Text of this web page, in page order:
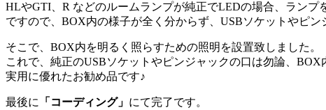
HLやGTI、R などのルームランプが純正でLEDの場合、ランプ
ですので、BOX内の様子が全く分からず、USBソケットやピン
そこで、BOX内を明るく照らすための照明を設置致しました。
これで、純正のUSBソケットやピンジャックの口は勿論、BOX
実用に優れたお勧め品です♪
最後に 「コーディング」 にて完了です。